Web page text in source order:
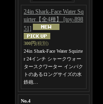
24in Shark-Face Water Sq
uirter【全4種】 [toy-898
51]
300円(税別)
24in Shark-Face Water Squirte
r 24インチ シャークウォー
タースクワーター インパク
トのあるロングサイズの水
鉄砲…
No.4